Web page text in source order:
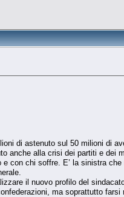
di astenuto sul 50 milioni di
anche alla crisi dei partiti e dei
con chi soffre. E’ la sinistra
il nuovo profilo del
ma soprattutto farsi